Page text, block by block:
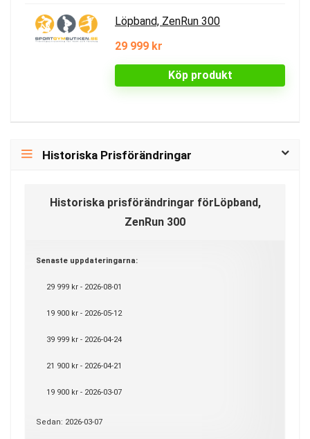
Löpband, ZenRun 300
29 999 kr
Köp produkt
Historiska Prisförändringar
Historiska prisförändringar förLöpband,
ZenRun 300
Senaste uppdateringarna:
29 999 kr - 2026-08-01
19 900 kr - 2026-05-12
39 999 kr - 2026-04-24
21 900 kr - 2026-04-21
19 900 kr - 2026-03-07
Sedan: 2026-03-07